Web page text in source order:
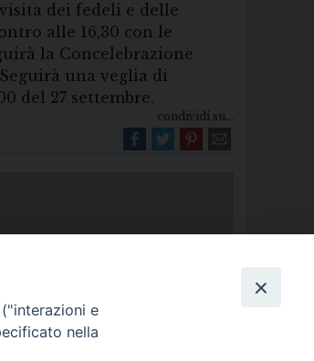
dei fedeli e delle
alle 16,30 con le
la Concelebrazione
una veglia di
del 27 settembre.
condividi su...
e
nella